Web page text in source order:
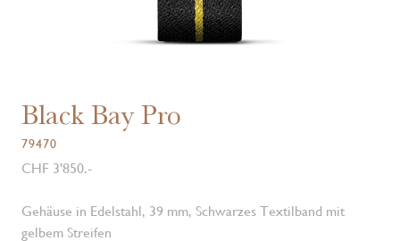
Black Bay Pro
79470
CHF 3'850.-
Gehäuse in Edelstahl, 39 mm, Schwarzes Textilband mit
gelbem Streifen